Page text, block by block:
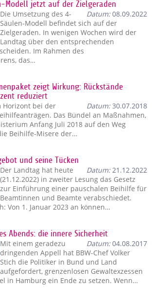
Modell jetzt auf der Zielgeraden
Datum:08.09.2022
Die Umsetzung des 4-
Säulen-Modell befindet sich auf der
Zielgeraden. In wenigen Wochen wird der
Landtag über den entsprechenden
Im Rahmen des
das…
zeigt Wirkung: Rückstände
reduziert
Datum:30.07.2018
Horizont bei der
Das Bündel an Maßnahmen,
Anfang Juli 2018 auf den Weg
Beihilfe-Misere der…
und seine Tücken
Datum:21.12.2022
Der Landtag hat heute
(21.12.2022) in zweiter Lesung das Gesetz
zur Einführung einer pauschalen Beihilfe für
Beamtinnen und Beamte verabschiedet.
Von 1. Januar 2023 an können…
Abends: die innere Sicherheit
Datum:04.08.2017
Mit einem geradezu
dringenden Appell hat BBW-Chef Volker
Stich die Politiker in Bund und Land
aufgefordert, grenzenlosen Gewaltexzessen
in Hamburg ein Ende zu setzen. Wenn…